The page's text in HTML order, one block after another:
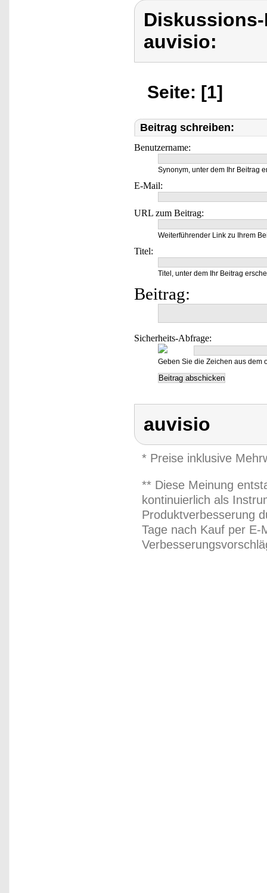
auvisio:
Seite: [1]
Beitrag schreiben:
Benutzername:
Synonym, unter dem Ihr Beitrag
E-Mail:
URL zum Beitrag:
Weiterführender Link zu Ihrem
Titel:
Titel, unter dem Ihr Beitrag
Beitrag:
Sicherheits-Abfrage:
Geben Sie die Zeichen aus dem
auvisio
* Preise inklusive
** Diese Meinung
kontinuierlich als
Produktverbesserung
Tage nach Kauf per E-